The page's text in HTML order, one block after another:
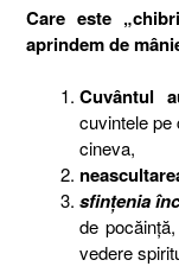
Care este
aprindem de
Cuvântul
cuvintele pe
cineva,
sfințenia
de
vedere